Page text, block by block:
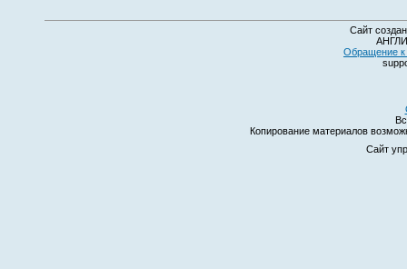
Сайт
Обращение к
Копирование материалов
Сайт